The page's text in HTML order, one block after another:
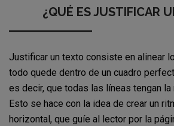
¿QUÉ ES JUSTIFICAR
Justificar un texto consiste en alinear
todo quede dentro de un cuadro
es decir, que todas las líneas tengan la
Esto se hace con la idea de crear un
horizontal, que guíe al lector por la